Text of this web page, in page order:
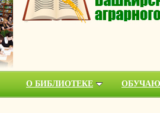
О БИБЛИОТЕКЕ